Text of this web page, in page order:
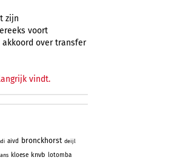
zijn
voort
over transfer
vindt.
aivd bronckhorst deijl
kloese knvb lotomba